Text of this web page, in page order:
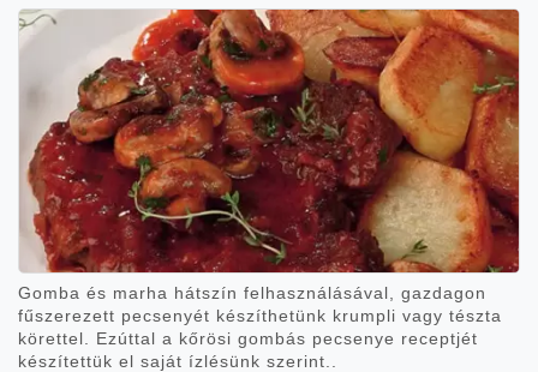
Gomba és marha hátszín felhasználásával, gazdagon
fűszerezett pecsenyét készíthetünk krumpli vagy tészta
körettel. Ezúttal a kőrösi gombás pecsenye receptjét
készítettük el saját ízlésünk szerint..